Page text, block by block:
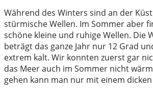
Während des Winters sind an der
stürmische Wellen. Im Sommer aber
schöne kleine und ruhige Wellen. Die
beträgt das ganze Jahr nur 12 Grad
extrem kalt. Wir konnten zuerst gar
das Meer auch im Sommer nicht
gehen kann man nur mit einem